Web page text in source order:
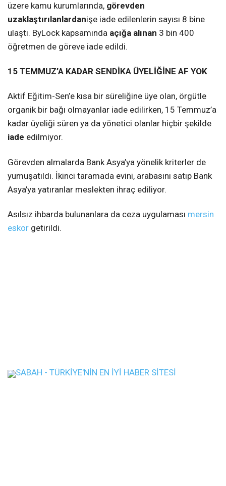
üzere kamu kurumlarında, görevden
uzaklaştırılanlardanişe iade edilenlerin sayısı 8 bine
ulaştı. ByLock kapsamında açığa alınan 3 bin 400
öğretmen de göreve iade edildi.
15 TEMMUZ’A KADAR SENDİKA ÜYELİĞİNE AF YOK
Aktif Eğitim-Sen’e kısa bir süreliğine üye olan, örgütle
organik bir bağı olmayanlar iade edilirken, 15 Temmuz’a
kadar üyeliği süren ya da yönetici olanlar hiçbir şekilde
iade edilmiyor.
Görevden almalarda Bank Asya’ya yönelik kriterler de
yumuşatıldı. İkinci taramada evini, arabasını satıp Bank
Asya’ya yatıranlar meslekten ihraç ediliyor.
Asılsız ihbarda bulunanlara da ceza uygulaması mersin
eskor getirildi.